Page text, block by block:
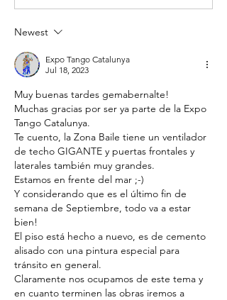
Newest
Expo Tango Catalunya
Jul 18, 2023
Muy buenas tardes gemabernalte!
Muchas gracias por ser ya parte de la Expo
Tango Catalunya.
Te cuento, la Zona Baile tiene un ventilador
de techo GIGANTE y puertas frontales y
laterales también muy grandes.
Estamos en frente del mar ;-)
Y considerando que es el último fin de
semana de Septiembre, todo va a estar
bien!
El piso está hecho a nuevo, es de cemento
alisado con una pintura especial para
tránsito en general.
Claramente nos ocupamos de este tema y
en cuanto terminen las obras iremos a